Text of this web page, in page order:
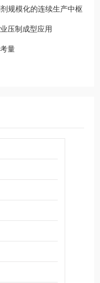
规模化的连续生产中枢
压制成型应用
量